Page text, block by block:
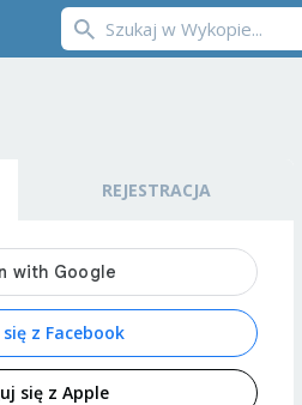
REJESTRACJA
z Facebook
się z Apple